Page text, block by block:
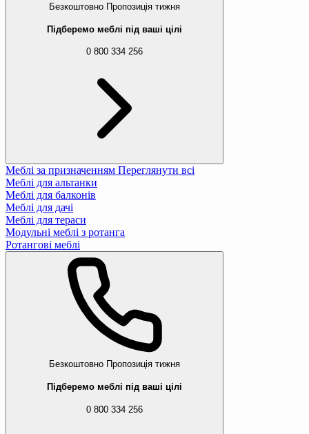
Безкоштовно Пропозиція тижня
Підберемо меблі під ваші цілі
0 800 334 256
Меблі за призначенням Переглянути всі
Меблі для альтанки
Меблі для балконів
Меблі для дачі
Меблі для тераси
Модульні меблі з ротанга
Ротангові меблі
Безкоштовно Пропозиція тижня
Підберемо меблі під ваші цілі
0 800 334 256